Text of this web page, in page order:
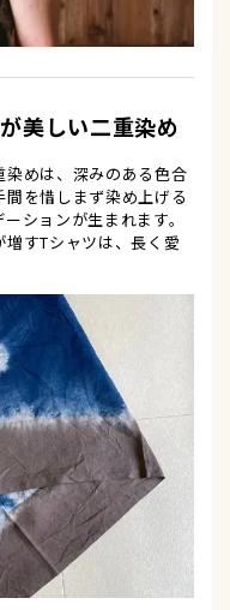
美しい二重染め
染めは、深みのある色合
を惜しまず染め上げる
ションが生まれます。
すTシャツは、長く愛